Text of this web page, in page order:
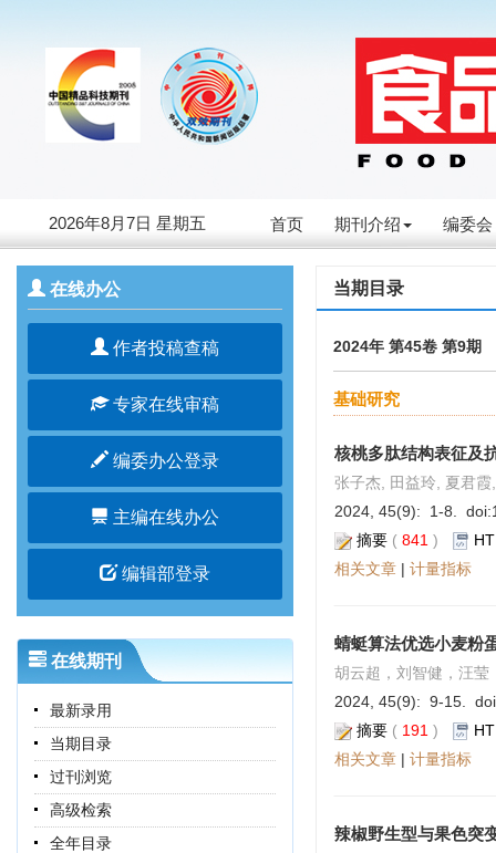
2026年8月7日 星期五 首页 期刊介绍 编委会
在线办公
作者投稿查稿
专家在线审稿
编委办公登录
主编在线办公
编辑部登录
在线期刊
最新录用
当期目录
过刊浏览
高级检索
全年目录
当期目录
2024年 第45卷 第9期
基础研究
核桃多肽结构表征及
张子杰, 田益玲, 夏君霞
2024, 45(9): 1-8. doi:
摘要 ( 841 )
相关文章 | 计量指标
蜻蜓算法优选小麦粉
胡云超，刘智健，汪莹
2024, 45(9): 9-15.
摘要 ( 191 )
相关文章 | 计量指标
辣椒野生型与果色突